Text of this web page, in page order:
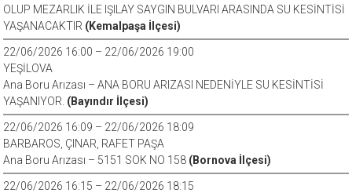
OLUP MEZARLIK İLE IŞILAY SAYGIN BULVARI ARASINDA SU KESİNTİSİ
YAŞANACAKTIR (Kemalpaşa İlçesi)
22/06/2026 16:00 – 22/06/2026 19:00
YEŞİLOVA
Ana Boru Arızası – ANA BORU ARIZASI NEDENİYLE SU KESİNTİSİ
YAŞANIYOR. (Bayındır İlçesi)
22/06/2026 16:09 – 22/06/2026 18:09
BARBAROS, ÇINAR, RAFET PAŞA
Ana Boru Arızası – 5151 SOK NO 158 (Bornova İlçesi)
22/06/2026 16:15 – 22/06/2026 18:15